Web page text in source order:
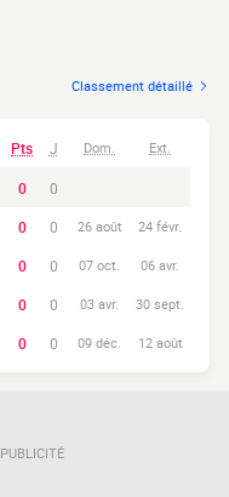
Classement détaillé
Pts J Dom. Ext.
0
0
0 0 26 août 24 févr.
0 0 07 oct. 06 avr.
0 0 03 avr. 30 sept.
0 0 09 déc. 12 août